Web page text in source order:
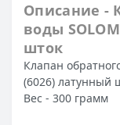
Описание -
воды
шток
Клапан
(6026) латунный
Вес - 300 грамм